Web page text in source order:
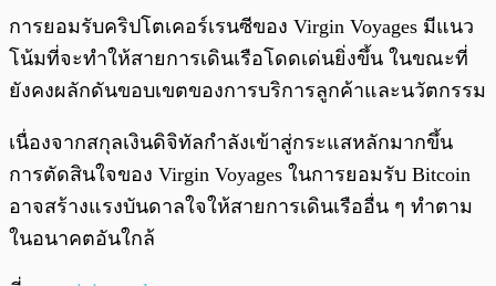
การยอมรับคริปโตเคอร์เรนซีของ Virgin Voyages มีแนว
โน้มที่จะทำให้สายการเดินเรือโดดเด่นยิ่งขึ้น ในขณะที่
ยังคงผลักดันขอบเขตของการบริการลูกค้าและนวัตกรรม
เนื่องจากสกุลเงินดิจิทัลกำลังเข้าสู่กระแสหลักมากขึ้น
การตัดสินใจของ Virgin Voyages ในการยอมรับ Bitcoin
อาจสร้างแรงบันดาลใจให้สายการเดินเรืออื่น ๆ ทำตาม
ในอนาคตอันใกล้